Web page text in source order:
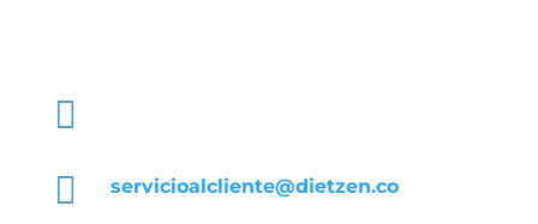

 servicioalcliente@dietzen.co